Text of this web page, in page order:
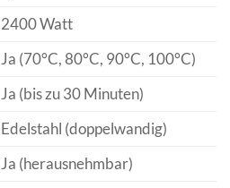
2400 Watt
Ja (70°C, 80°C, 90°C, 100°C)
Ja (bis zu 30 Minuten)
Edelstahl (doppelwandig)
Ja (herausnehmbar)